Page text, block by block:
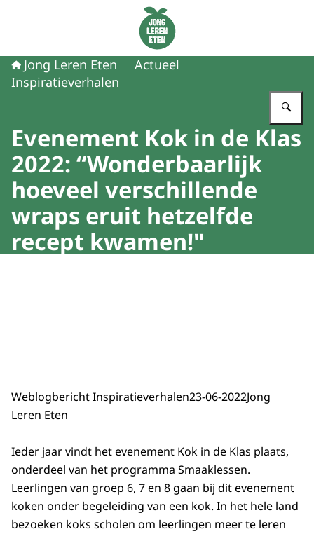
Naar de homepage van Jong Leren Eten
Jong Leren Eten
Actueel
Inspiratieverhalen
Evenement Kok in de Klas
2022: “Wonderbaarlijk
hoeveel verschillende
wraps eruit hetzelfde
recept kwamen!"
Weblogbericht Inspiratieverhalen23-06-2022Jong
Leren Eten
Ieder jaar vindt het evenement Kok in de Klas plaats,
onderdeel van het programma Smaaklessen.
Leerlingen van groep 6, 7 en 8 gaan bij dit evenement
koken onder begeleiding van een kok. In het hele land
bezoeken koks scholen om leerlingen meer te leren